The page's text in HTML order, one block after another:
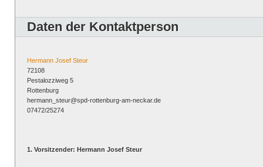
Daten der Kontaktperson
Hermann Josef Steur
72108
Pestalozziweg 5
Rottenburg
hermann_steur@spd-rottenburg-am-neckar.de
07472/25274
1. Vorsitzender: Hermann Josef Steur